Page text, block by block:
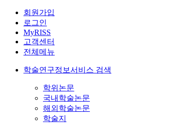
회원가입
로그인
MyRISS
고객센터
전체메뉴
학술연구정보서비스 검색
학위논문
국내학술논문
해외학술논문
학술지